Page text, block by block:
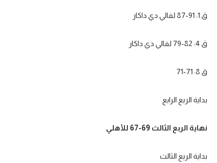
تحقيق في الجول
حكايات في الجول
ق 1: 91-87 لفالي دي داكار
ق 4: 82-79 لفالي دي داكار
ق 8: 71-71
بداية الربع الرابع
نهاية الربع الثالث 69-67 للأهلي
بداية الربع الثالث